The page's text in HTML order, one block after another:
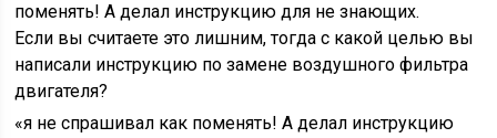
поменять! А делал инструкцию для не знающих.
Если вы считаете это лишним, тогда с какой целью вы
написали инструкцию по замене воздушного фильтра
двигателя?
«я не спрашивал как поменять! А делал инструкцию